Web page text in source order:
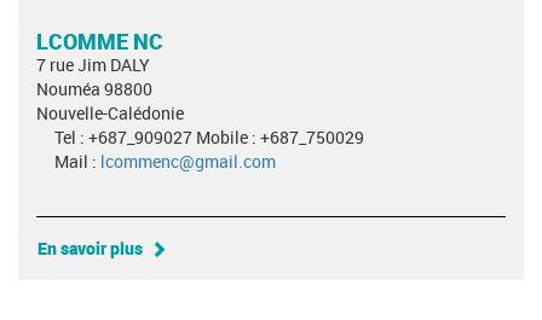
LCOMME NC
7 rue Jim DALY
Nouméa 98800
Nouvelle-Calédonie
Tel : +687_909027 Mobile : +687_750029
Mail : lcommenc@gmail.com
En savoir plus